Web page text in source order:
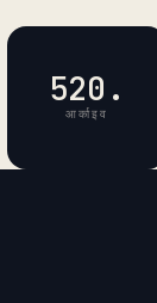
520.
आर्काइव